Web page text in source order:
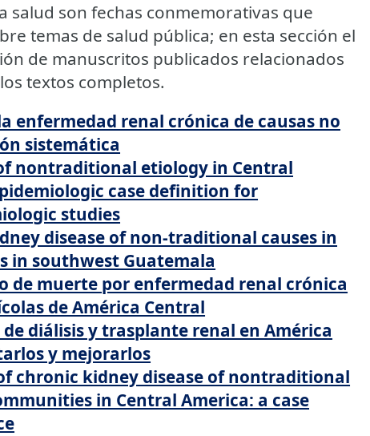
salud son fechas conmemorativas que
temas de salud pública; en esta sección el
de manuscritos publicados relacionados
textos completos.
enfermedad renal crónica de causas no
sistemática
nontraditional etiology in Central
case definition for
studies
disease of non-traditional causes in
in southwest Guatemala
de muerte por enfermedad renal crónica
de América Central
diálisis y trasplante renal en América
y mejorarlos
chronic kidney disease of nontraditional
in Central America: a case